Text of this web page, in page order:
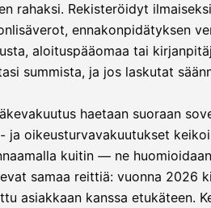
rahaksi. Rekisteröidyt
ennakonpidätyksen
aloituspääomaa tai
summista, ja jos laskutat
haetaan suoraan
oikeusturvavakuutukset
kuitin — ne
samaa reittiä: vuonna 2026
asiakkaan kanssa etukäteen.